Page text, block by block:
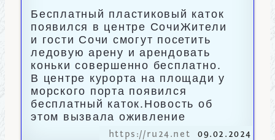
Бесплатный пластиковый каток
появился в центре СочиЖители
и гости Сочи смогут посетить
ледовую арену и арендовать
коньки совершенно бесплатно.
В центре курорта на площади у
морского порта появился
бесплатный каток.Новость об
этом вызвала оживление
https://ru24.net 09.02.2024